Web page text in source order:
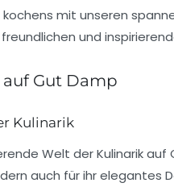
Gut Damp
Kulinarik
Welt der Kulinarikauf
auch für ihr elegantes